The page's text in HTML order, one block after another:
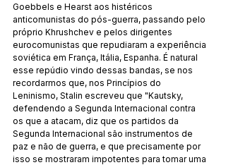
Goebbels e Hearst aos histéricos
anticomunistas do pós-guerra, passando pelo
próprio Khrushchev e pelos dirigentes
eurocomunistas que repudiaram a experiência
soviética em França, Itália, Espanha. É natural
esse repúdio vindo dessas bandas, se nos
recordarmos que, nos Princípios do
Leninismo, Stalin escreveu que "Kautsky,
defendendo a Segunda Internacional contra
os que a atacam, diz que os partidos da
Segunda Internacional são instrumentos de
paz e não de guerra, e que precisamente por
isso se mostraram impotentes para tomar uma